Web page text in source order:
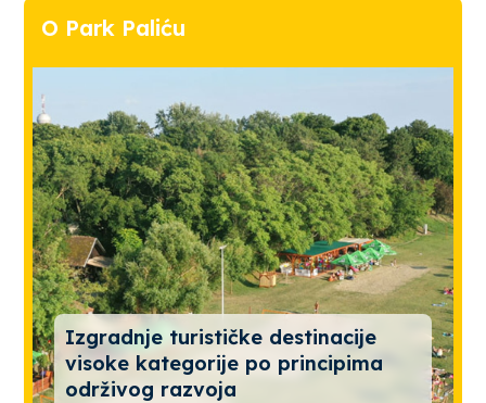
O Park Paliću
Izgradnje turističke destinacije
visoke kategorije po principima
održivog razvoja